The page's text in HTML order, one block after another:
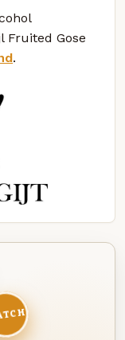
Fruited Gose
.